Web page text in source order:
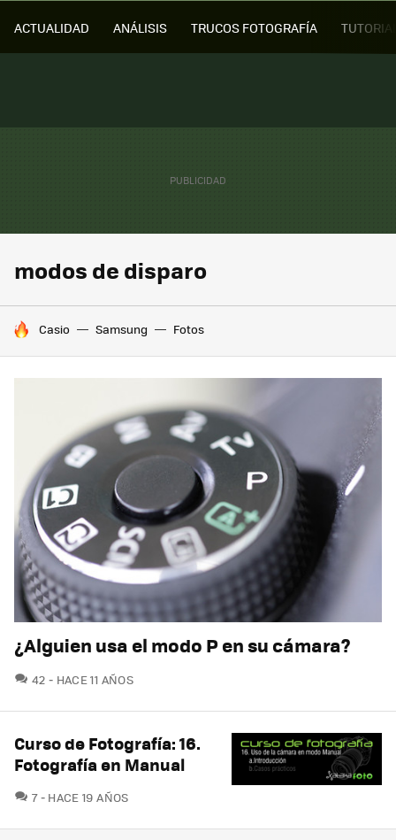
ACTUALIDAD ANÁLISIS TRUCOS FOTOGRAFÍA
modos de disparo
HOY SE HABLA DE
Casio Samsung Fotos
¿Alguien usa el modo P en su cámara?
42 COMENTARIOS
HACE 11 AÑOS
Curso de Fotografía: 16.
Fotografía en Manual
7COMENTARIOS
HACE 19 AÑOS